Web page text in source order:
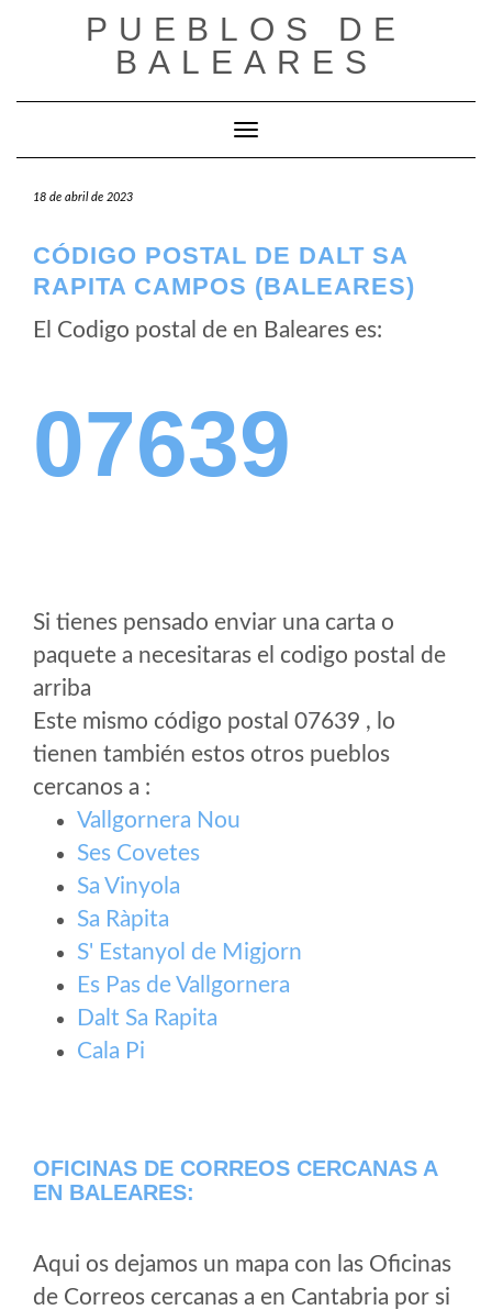
PUEBLOS DE
BALEARES
Cambiar modo de navegación
18 de abril de 2023
CÓDIGO POSTAL DE DALT SA
RAPITA CAMPOS (BALEARES)
El Codigo postal de en Baleares es:
07639
Si tienes pensado enviar una carta o
paquete a necesitaras el codigo postal de
arriba
Este mismo código postal 07639 , lo
tienen también estos otros pueblos
cercanos a :
Vallgornera Nou
Ses Covetes
Sa Vinyola
Sa Ràpita
S' Estanyol de Migjorn
Es Pas de Vallgornera
Dalt Sa Rapita
Cala Pi
OFICINAS DE CORREOS CERCANAS A
EN BALEARES:
Aqui os dejamos un mapa con las Oficinas
de Correos cercanas a en Cantabria por si